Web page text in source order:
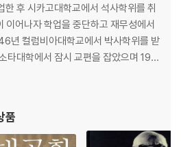
한 후 시카고대학교에서 석사학위를 취
이어나자 학업을 중단하고 재무성에서
년 컬럼비아대학교에서 박사학위를 받
타대학에서 잠시 교편을 잡았으며 194
년 정년퇴임 시까지 교수로 재직했
스코에 거주하며 사망시까지 스탠포
을 중시하며 자유시장경제 원칙을 중시
품